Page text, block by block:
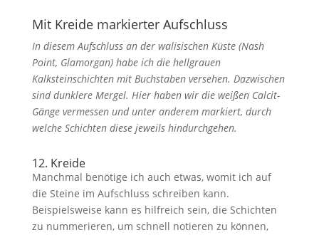
Mit Kreide markierter Aufschluss
In diesem Aufschluss an der walisischen Küste (Nash
Point, Glamorgan) habe ich die hellgrauen
Kalksteinschichten mit Buchstaben versehen. Dazwischen
sind dunklere Mergel. Hier haben wir die weißen Calcit-
Gänge vermessen und unter anderem markiert, durch
welche Schichten diese jeweils hindurchgehen.
12. Kreide
Manchmal benötige ich auch etwas, womit ich auf
die Steine im Aufschluss schreiben kann.
Beispielsweise kann es hilfreich sein, die Schichten
zu nummerieren, um schnell notieren zu können,